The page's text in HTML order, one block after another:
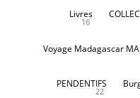
Livres
16
Voyage Madagascar
PENDENTIFS
22